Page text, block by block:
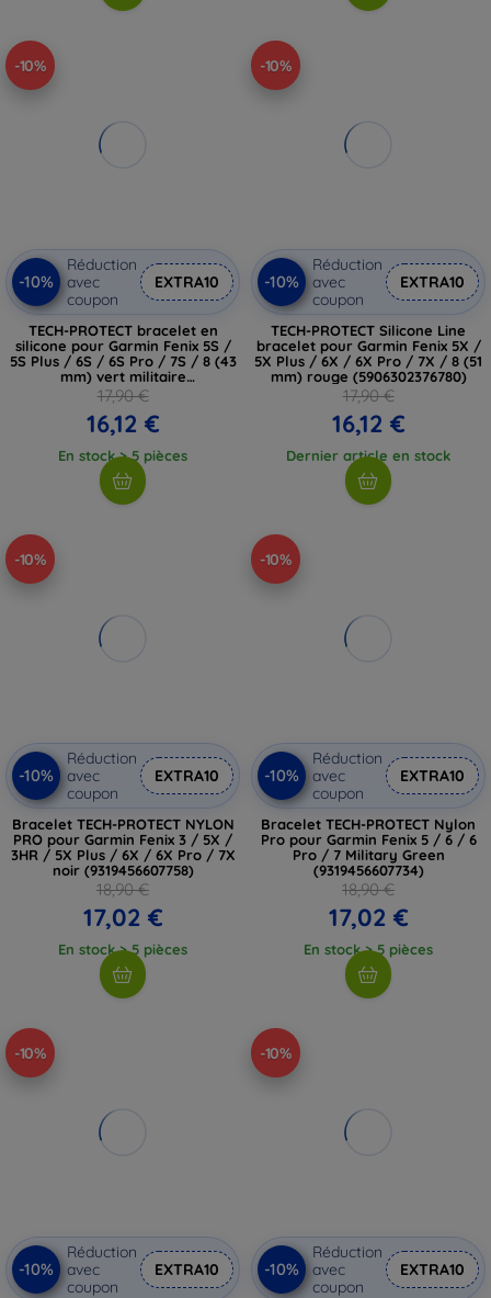
-10%
-10%
Réduction
avec
coupon
EXTRA10
TECH-PROTECT bracelet en
silicone pour Garmin Fenix 5S /
5S Plus / 6S / 6S Pro / 7S / 8 (43
mm) vert militaire
(5906302377268)
17,90 €
16,12 €
En stock > 5 pièces
-10%
-10%
Réduction
avec
coupon
EXTRA10
TECH-PROTECT Silicone Line
bracelet pour Garmin Fenix 5X /
5X Plus / 6X / 6X Pro / 7X / 8 (51
mm) rouge (5906302376780)
17,90 €
16,12 €
Dernier article en stock
-10%
-10%
Réduction
avec
coupon
EXTRA10
Bracelet TECH-PROTECT NYLON
PRO pour Garmin Fenix 3 / 5X /
3HR / 5X Plus / 6X / 6X Pro / 7X
noir (9319456607758)
18,90 €
17,02 €
En stock > 5 pièces
-10%
-10%
Réduction
avec
coupon
EXTRA10
Bracelet TECH-PROTECT Nylon
Pro pour Garmin Fenix 5 / 6 / 6
Pro / 7 Military Green
(9319456607734)
18,90 €
17,02 €
En stock > 5 pièces
-10%
-10%
Réduction
avec
coupon
EXTRA10
-10%
-10%
Réduction
avec
coupon
EXTRA10